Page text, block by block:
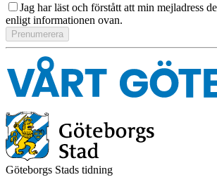
Jag har läst och förstått att min mejladress
enligt informationen ovan.
Göteborgs Stads tidning